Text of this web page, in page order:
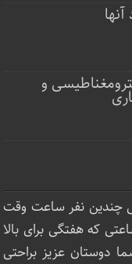
و
چندین نفر ساعت‌ وقت
که هفتگی برای بالا
دوستان عزیز براحتی